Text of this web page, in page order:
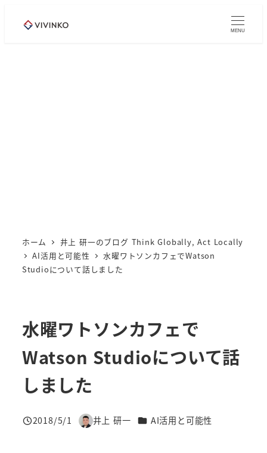
MENU
ホーム
井上 研一のブログ Think Globally, Act Locally
AI活用と可能性
水曜ワトソンカフェでWatson
Studioについて話しました
水曜ワトソンカフェで
Watson Studioについて話
しました
投稿日
2018/5/1
著
井上 研一 カテゴリー
AI活用と可能性